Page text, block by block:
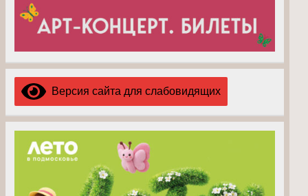
Версия сайта для слабовидящих